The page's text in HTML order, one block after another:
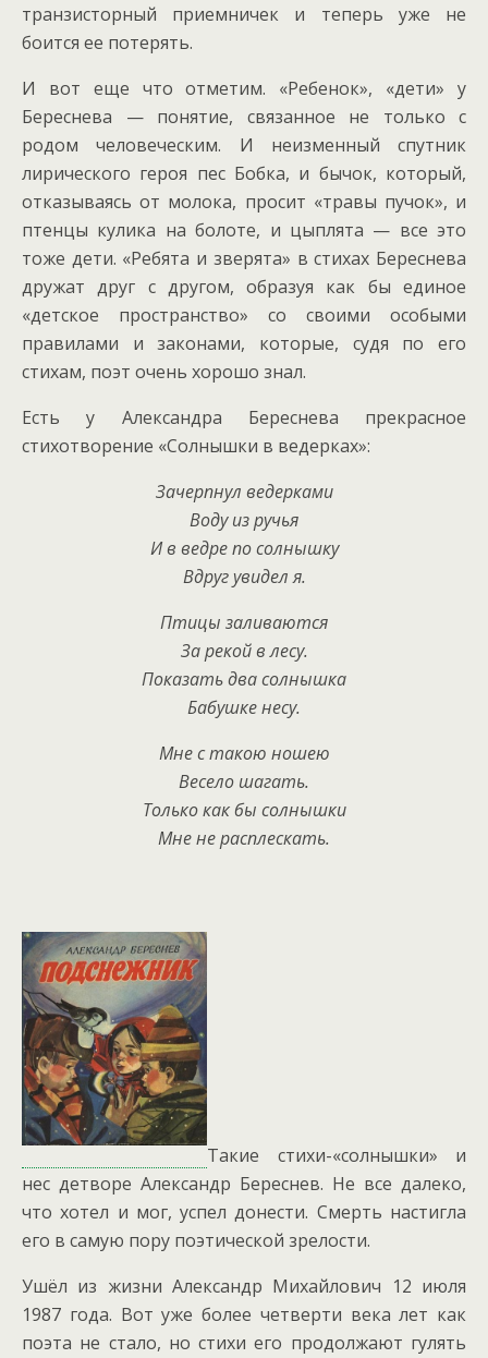
транзисторный приемничек и теперь уже не
боится ее потерять.
И вот еще что отметим. «Ребенок», «дети» у
Береснева — понятие, связанное не только с
родом человеческим. И неизменный спутник
лирического героя пес Бобка, и бычок, который,
отказываясь от молока, просит «травы пучок», и
птенцы кулика на болоте, и цыплята — все это
тоже дети. «Ребята и зверята» в стихах Береснева
дружат друг с другом, образуя как бы единое
«детское пространство» со своими особыми
правилами и законами, которые, судя по его
стихам, поэт очень хорошо знал.
Есть у Александра Береснева прекрасное
стихотворение «Солнышки в ведерках»:
Зачерпнул ведерками
Воду из ручья
И в ведре по солнышку
Вдруг увидел я.
Птицы заливаются
За рекой в лесу.
Показать два солнышка
Бабушке несу.
Мне с такою ношею
Весело шагать.
Только как бы солнышки
Мне не расплескать.
Такие стихи-«солнышки» и
нес детворе Александр Береснев. Не все далеко,
что хотел и мог, успел донести. Смерть настигла
его в самую пору поэтической зрелости.
Ушёл из жизни Александр Михайлович 12 июля
1987 года. Вот уже более четверти века лет как
поэта не стало, но стихи его продолжают гулять